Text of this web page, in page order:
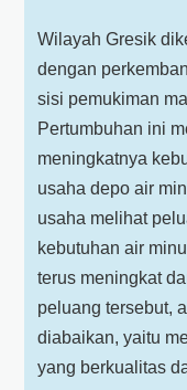
Wilayah Gresik
dengan
sisi pemukiman
Pertumbuhan ini
meningkatnya
usaha depo air
usaha melihat
kebutuhan air
terus meningkat
peluang tersebut,
diabaikan, yaitu
yang berkualitas